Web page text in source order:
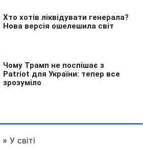
» У світі